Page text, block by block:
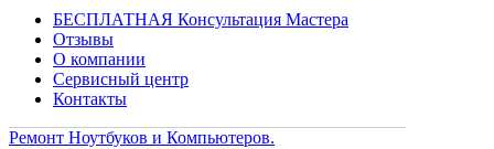
БЕСПЛАТНАЯ Консультация Мастера
Отзывы
О компании
Сервисный центр
Контакты
Ремонт Ноутбуков и Компьютеров.